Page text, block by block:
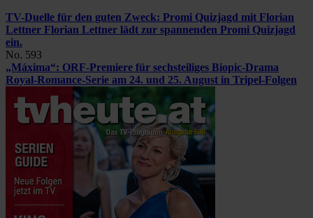
TV-Duelle für den guten Zweck: Promi Quizjagd mit Florian
Lettner Florian Lettner lädt zur spannenden Promi Quizjagd
ein.
No. 593
„Máxima“: ORF-Premiere für sechsteiliges Biopic-Drama
Royal-Romance-Serie am 24. und 25. August in Tripel-Folgen